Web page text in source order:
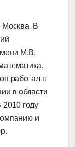
Москва. В
М.В.
работал в
в области
году
и